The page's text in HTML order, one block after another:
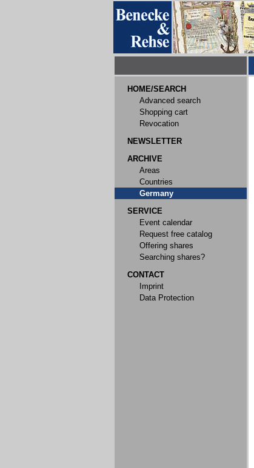
HOME/SEARCH
Advanced search
Shopping cart
Revocation
NEWSLETTER
ARCHIVE
Areas
Countries
Germany
SERVICE
Event calendar
Request free catalog
Offering shares
Searching shares?
CONTACT
Imprint
Data Protection